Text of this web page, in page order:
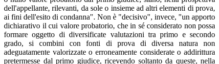
dell'appellante, rilevanti, da sole o insieme ad altri elementi di prova,
ai fini dell'esito di condanna". Non è "decisivo", invece, "un apporto
dichiarativo il cui valore probatorio, che in sé considerato non possa
formare oggetto di diversificate valutazioni tra primo e secondo
grado, si combini con fonti di prova di diversa natura non
adeguatamente valorizzate o erroneamente considerate o addirittura
pretermesse dal primo giudice, ricevendo soltanto da queste, nella